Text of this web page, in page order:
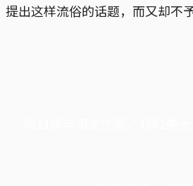
提出这样流俗的话题，而又却不